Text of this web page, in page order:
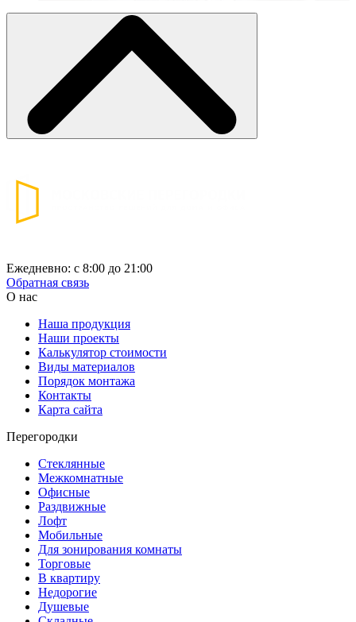
Ежедневно: с 8:00 до 21:00
Обратная связь
О нас
Наша продукция
Наши проекты
Калькулятор стоимости
Виды материалов
Порядок монтажа
Контакты
Карта сайта
Перегородки
Стеклянные
Межкомнатные
Офисные
Раздвижные
Лофт
Мобильные
Для зонирования комнаты
Торговые
В квартиру
Недорогие
Душевые